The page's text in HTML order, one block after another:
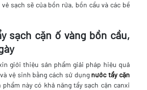
sạch sẽ của bồn rửa, bồn cầu và các bề
sạch cặn ố vàng bồn cầu,
giới thiệu sản phẩm giải pháp hiệu quả
vệ sinh bằng cách sử dụng nước tẩy cặn
phẩm này có khả năng tẩy sạch cặn canxi